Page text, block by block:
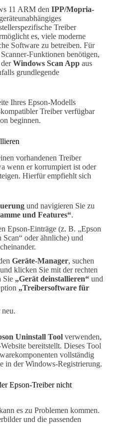
11 ARM den IPP/Mopria-
Treiber
es, viele moderne
Software zu betreiben. Für
Funktionen benötigen,
Windows Scan App aus
grundlegende
Ihres Epson-Modells
Treiber verfügbar
beginnen.
vorhandenen Treiber
wenn er korrumpiert ist oder
Hierfür empfiehlt sich
und navigieren Sie zu
und Features“.
Epson-Einträge (z. B. „Epson
oder ähnliche) und
Geräte-Manager, suchen
klicken Sie mit der rechten
Sie „Gerät deinstallieren“ und
„Treibersoftware für
Uninstall Tool verwenden,
bereitstellt. Dieses Tool
vollständig
in der Windows-Registrierung.
Epson-Treiber nicht
es zu Problemen kommen.
und die passenden